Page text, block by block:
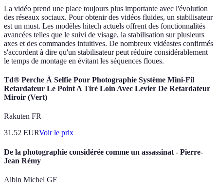
La vidéo prend une place toujours plus importante avec l'évolution
des réseaux sociaux. Pour obtenir des vidéos fluides, un stabilisateur
est un must. Les modèles hitech actuels offrent des fonctionnalités
avancées telles que le suivi de visage, la stabilisation sur plusieurs
axes et des commandes intuitives. De nombreux vidéastes confirmés
s'accordent à dire qu'un stabilisateur peut réduire considérablement
le temps de montage en évitant les séquences floues.
Td® Perche À Selfie Pour Photographie Système Mini-Fil
Retardateur Le Point A Tiré Loin Avec Levier De Retardateur
Miroir (Vert)
Rakuten FR
31.52 EURVoir le prix
De la photographie considérée comme un assassinat - Pierre-
Jean Rémy
Albin Michel GF